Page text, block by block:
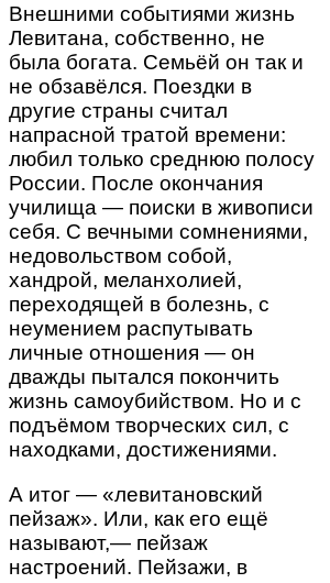
Внешними событиями жизнь
Левитана, собственно, не
была богата. Семьёй он так и
не обзавёлся. Поездки в
другие страны считал
напрасной тратой времени:
любил только среднюю полосу
России. После окончания
училища — поиски в живописи
себя. С вечными сомнениями,
недовольством собой,
хандрой, меланхолией,
переходящей в болезнь, с
неумением распутывать
личные отношения — он
дважды пытался покончить
жизнь самоубийством. Но и с
подъёмом творческих сил, с
находками, достижениями.
А итог — «левитановский
пейзаж». Или, как его ещё
называют,— пейзаж
настроений. Пейзажи, в